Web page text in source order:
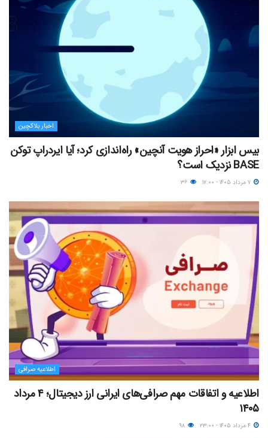
اخبار بلاکچین
بیس ابزار «احراز هویت آنچین» راه‌اندازی کرد؛ آیا ایردراپ توکن
BASE نزدیک‌ است؟
اطلاعیه صرافی
اطلاعیه و اتفاقات مهم صرافی‌های ایرانی ارز دیجیتال؛ ۴ مرداد
۱۴۰۵